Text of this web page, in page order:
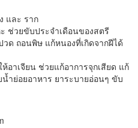
และ ราก
ช่วยขับประจำเดือนของสตรี
ด ถอนพิษ แก้หนองที่เกิดจากฝีได้
อาเจียน ช่วยแก้อาการจุกเสียด แก้
ำย่อยอาหาร ยาระบายอ่อนๆ ขับ